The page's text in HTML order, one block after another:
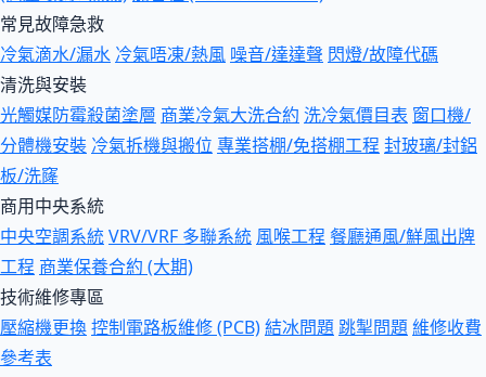
常見故障急救
冷氣滴水/漏水 冷氣唔凍/熱風 噪音/達達聲 閃燈/故障代碼
清洗與安裝
光觸媒防霉殺菌塗層 商業冷氣大洗合約 洗冷氣價目表 窗口機/
分體機安裝 冷氣拆機與搬位 專業搭棚/免搭棚工程 封玻璃/封鋁
板/洗窿
商用中央系統
中央空調系統VRV/VRF 多聯系統 風喉工程 餐廳通風/鮮風出牌
工程 商業保養合約 (大期)
技術維修專區
壓縮機更換控制電路板維修 (PCB)結冰問題跳掣問題維修收費
參考表